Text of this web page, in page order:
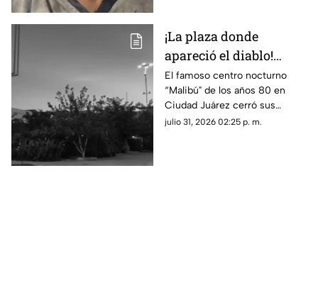
¡La plaza donde
apareció el diablo!
Aseguran que hombre
con patas de cabra se
apareció en lo que hoy
es conocida tienda en
El famoso centro nocturno
“Malibú" de los años 80 en
Ciudad Juárez cerró sus
puertas tras una terrorífica
julio 31, 2026 02:25 p. m.